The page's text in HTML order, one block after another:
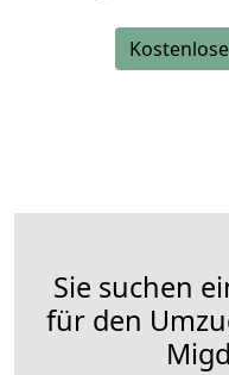
Sie suchen
für den